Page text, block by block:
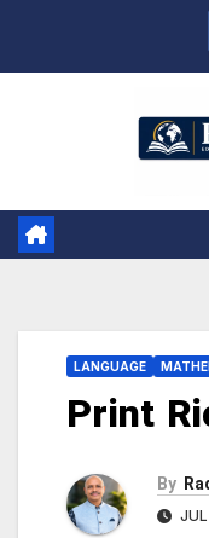
LANGUAGE
Print
By